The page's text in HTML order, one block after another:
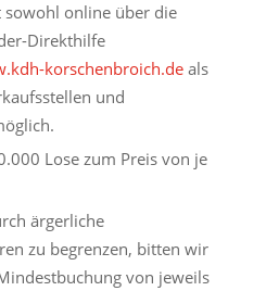
sowohl online über die
Direkthilfe
korschenbroich.deals
und
Lose zum Preis von je
ärgerliche
zu begrenzen, bitten wir
von jeweils